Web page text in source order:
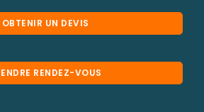
OBTENIR UN DEVIS
RENDEZ-VOUS